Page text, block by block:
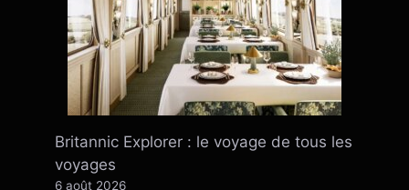
Britannic Explorer : le voyage de tous les
voyages
6 août 2026